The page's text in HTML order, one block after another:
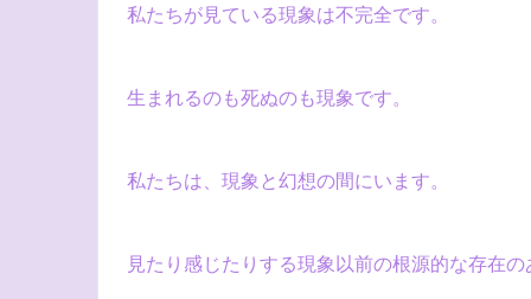
私たちが見ている現象は不完全です。
生まれるのも死ぬのも現象です。
私たちは、現象と幻想の間にいます。
見たり感じたりする現象以前の根源的な存在の